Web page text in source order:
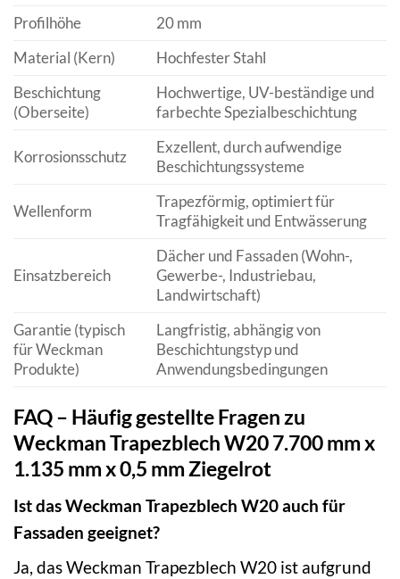
Profilhöhe
20 mm
Material (Kern)
Hochfester Stahl
Beschichtung
(Oberseite)
Hochwertige, UV-beständige und
farbechte Spezialbeschichtung
Korrosionsschutz
Exzellent, durch aufwendige
Beschichtungssysteme
Wellenform
Trapezförmig, optimiert für
Tragfähigkeit und Entwässerung
Einsatzbereich
Dächer und Fassaden (Wohn-,
Gewerbe-, Industriebau,
Landwirtschaft)
Garantie (typisch
für Weckman
Produkte)
Langfristig, abhängig von
Beschichtungstyp und
Anwendungsbedingungen
FAQ – Häufig gestellte Fragen zu
Weckman Trapezblech W20 7.700 mm x
1.135 mm x 0,5 mm Ziegelrot
Ist das Weckman Trapezblech W20 auch für
Fassaden geeignet?
Ja, das Weckman Trapezblech W20 ist aufgrund